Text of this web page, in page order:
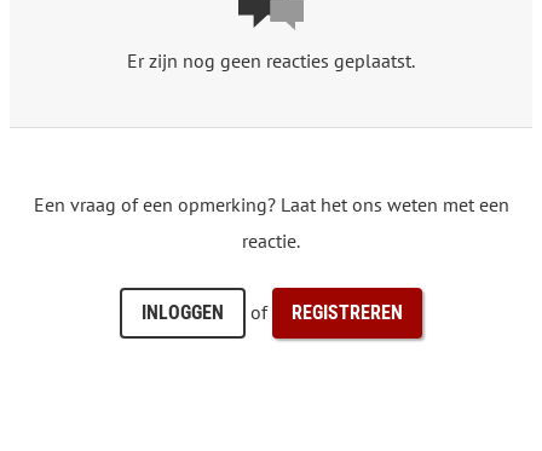
Er zijn nog geen reacties geplaatst.
Een vraag of een opmerking? Laat het ons weten met een
reactie.
INLOGGEN of REGISTREREN